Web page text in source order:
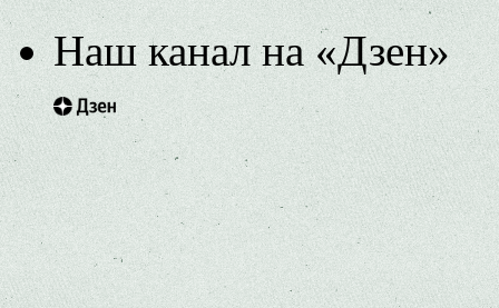
Наш канал на «Дзен»